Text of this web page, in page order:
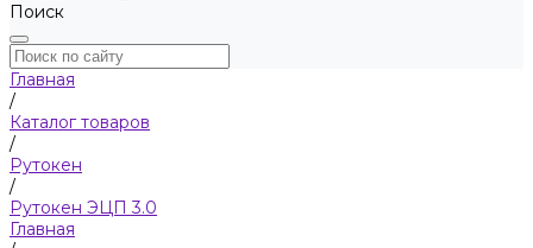
Поиск
Главная
/
Каталог товаров
/
Рутокен
/
Рутокен ЭЦП 3.0
Главная